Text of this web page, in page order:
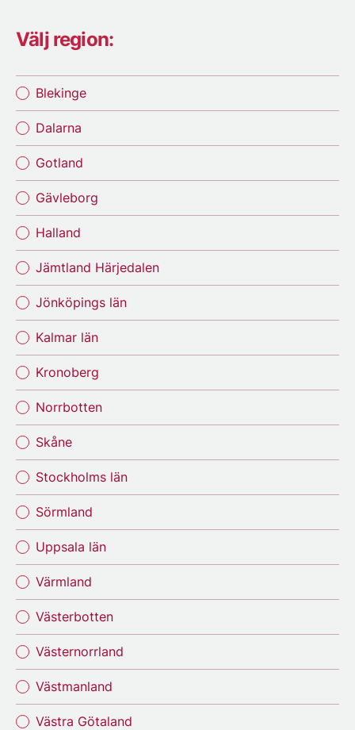
Välj region:
Blekinge
Dalarna
Gotland
Gävleborg
Halland
Jämtland Härjedalen
Jönköpings län
Kalmar län
Kronoberg
Norrbotten
Skåne
Stockholms län
Sörmland
Uppsala län
Värmland
Västerbotten
Västernorrland
Västmanland
Västra Götaland